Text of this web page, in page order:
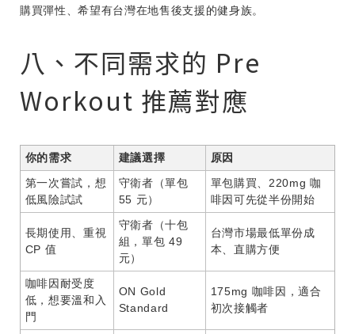
購買彈性、希望有台灣在地售後支援的健身族。
八、不同需求的 Pre
Workout 推薦對應
你的需求 建議選擇
原因
第一次嘗試，想
低風險試試
守衛者（單包
55 元）
單包購買、220mg 咖
啡因可先從半份開始
長期使用、重視
CP 值
守衛者（十包
組，單包 49
元）
台灣市場最低單份成
本、直購方便
咖啡因耐受度
低，想要溫和入
門
ON Gold
Standard
175mg 咖啡因，適合
初次接觸者